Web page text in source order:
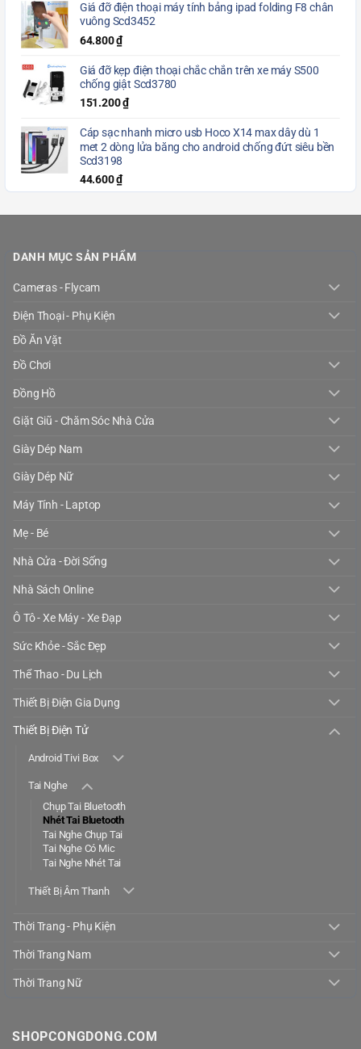
Giá đỡ điện thoại máy tính bảng ipad folding F8 chân
vuông Scd3452
64.800₫
Giá đỡ kẹp điện thoại chắc chắn trên xe máy S500
chống giật Scd3780
151.200₫
Cáp sạc nhanh micro usb Hoco X14 max dây dù 1
met 2 dòng lửa băng cho android chống đứt siêu bền
Scd3198
44.600₫
DANH MỤC SẢN PHẨM
Cameras - Flycam
Điện Thoại - Phụ Kiện
Đồ Ăn Vặt
Đồ Chơi
Đồng Hồ
Giặt Giũ - Chăm Sóc Nhà Cửa
Giày Dép Nam
Giày Dép Nữ
Máy Tính - Laptop
Mẹ - Bé
Nhà Cửa - Đời Sống
Nhà Sách Online
Ô Tô - Xe Máy - Xe Đạp
Sức Khỏe - Sắc Đẹp
Thể Thao - Du Lịch
Thiết Bị Điện Gia Dụng
Thiết Bị Điện Tử
Android Tivi Box
Tai Nghe
Chụp Tai Bluetooth
Nhét Tai Bluetooth
Tai Nghe Chụp Tai
Tai Nghe Có Mic
Tai Nghe Nhét Tai
Thiết Bị Âm Thanh
Thời Trang - Phụ Kiện
Thời Trang Nam
Thời Trang Nữ
SHOPCONGDONG.COM